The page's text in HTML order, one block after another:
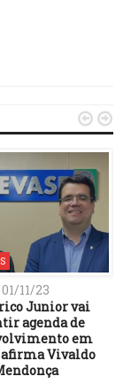
01/11/23
Junior vai
agenda de
em
Vivaldo
 